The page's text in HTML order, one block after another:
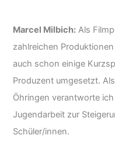
Marcel Milbich: Als
zahlreichen
auch schon einige
Produzent umgesetzt.
Öhringen verantworte
Jugendarbeit zur
Schüler/innen.